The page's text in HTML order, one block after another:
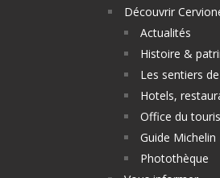
Découvrir
Actualités
Histoire &
Les sentiers
Hotels,
Office du
Guide Michelin
Photothèque